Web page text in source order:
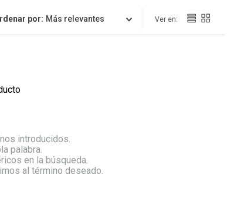
por Relevancia
introducidos.
palabra.
en la búsqueda.
al término deseado.